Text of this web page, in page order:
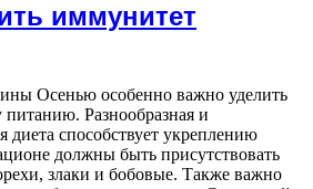
иммунитет
Осенью особенно важно уделить
Разнообразная и
диета способствует укреплению
должны быть присутствовать
злаки и бобовые. Также важно